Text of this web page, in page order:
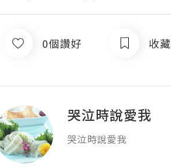
0個讚好 收藏
哭泣時說愛我
哭泣時說愛我